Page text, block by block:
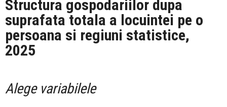
Structura gospodariilor dupa
suprafata totala a locuintei pe o
persoana si regiuni statistice,
2025
Alege variabilele